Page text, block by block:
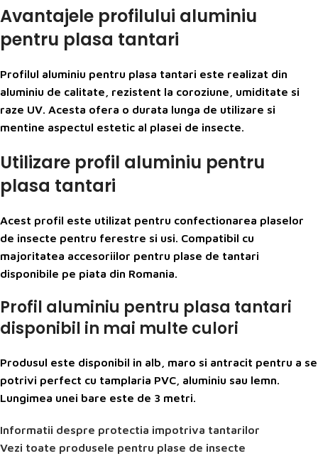
Avantajele profilului aluminiu
pentru plasa tantari
Profilul aluminiu pentru plasa tantari este realizat din
aluminiu de calitate, rezistent la coroziune, umiditate si
raze UV. Acesta ofera o durata lunga de utilizare si
mentine aspectul estetic al plasei de insecte.
Utilizare profil aluminiu pentru
plasa tantari
Acest profil este utilizat pentru confectionarea plaselor
de insecte pentru ferestre si usi. Compatibil cu
majoritatea accesoriilor pentru plase de tantari
disponibile pe piata din Romania.
Profil aluminiu pentru plasa tantari
disponibil in mai multe culori
Produsul este disponibil in alb, maro si antracit pentru a se
potrivi perfect cu tamplaria PVC, aluminiu sau lemn.
Lungimea unei bare este de 3 metri.
Informatii despre protectia impotriva tantarilor
Vezi toate produsele pentru plase de insecte